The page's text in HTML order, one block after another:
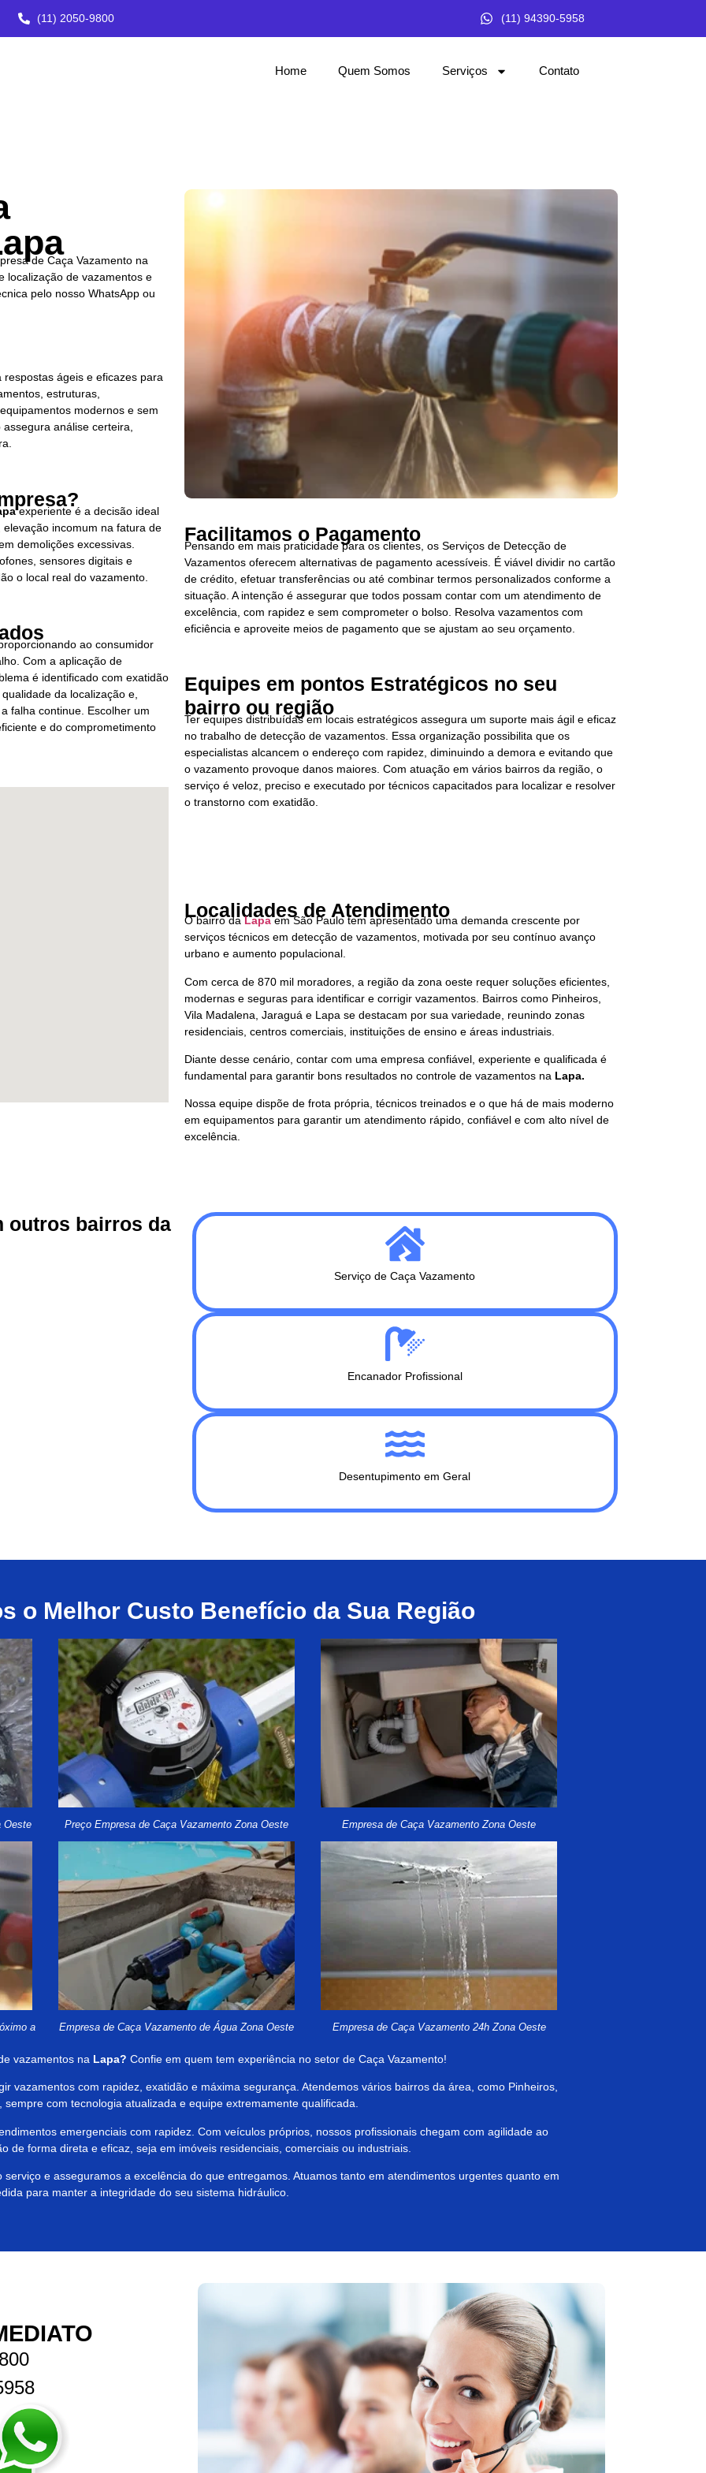
(11) 2050-9800 (11) 94390-5958
Home Quem Somos Serviços Contato
de Caça Vazamento na
localização de vazamentos e
pelo nosso WhatsApp ou
respostas ágeis e eficazes para
estruturas,
modernos e sem
análise certeira,
experiente é a decisão ideal
incomum na fatura de
demolições excessivas.
sensores digitais e
o local real do vazamento.
ao consumidor
Com a aplicação de
é identificado com exatidão
da localização e,
falha continue. Escolher um
e do comprometimento
Facilitamos o Pagamento
Pensando em mais praticidade para os clientes, os Serviços de Detecção de
Vazamentos oferecem alternativas de pagamento acessíveis. É viável dividir no cartão
de crédito, efetuar transferências ou até combinar termos personalizados conforme a
situação. A intenção é assegurar que todos possam contar com um atendimento de
excelência, com rapidez e sem comprometer o bolso. Resolva vazamentos com
eficiência e aproveite meios de pagamento que se ajustam ao seu orçamento.
Equipes em pontos Estratégicos no seu
bairro ou região
Ter equipes distribuídas em locais estratégicos assegura um suporte mais ágil e eficaz
no trabalho de detecção de vazamentos. Essa organização possibilita que os
especialistas alcancem o endereço com rapidez, diminuindo a demora e evitando que
o vazamento provoque danos maiores. Com atuação em vários bairros da região, o
serviço é veloz, preciso e executado por técnicos capacitados para localizar e resolver
o transtorno com exatidão.
Localidades de Atendimento
O bairro daLapaem São Paulo tem apresentado uma demanda crescente por
serviços técnicos em detecção de vazamentos, motivada por seu contínuo avanço
urbano e aumento populacional.
Com cerca de 870 mil moradores, a região da zona oeste requer soluções eficientes,
modernas e seguras para identificar e corrigir vazamentos. Bairros como Pinheiros,
Vila Madalena, Jaraguá e Lapa se destacam por sua variedade, reunindo zonas
residenciais, centros comerciais, instituições de ensino e áreas industriais.
Diante desse cenário, contar com uma empresa confiável, experiente e qualificada é
fundamental para garantir bons resultados no controle de vazamentos na Lapa.
Nossa equipe dispõe de frota própria, técnicos treinados e o que há de mais moderno
em equipamentos para garantir um atendimento rápido, confiável e com alto nível de
excelência.
outros bairros da
Serviço de Caça Vazamento
Encanador Profissional
Desentupimento em Geral
o Melhor Custo Benefício da Sua Região
Oeste Preço Empresa de Caça Vazamento Zona Oeste Empresa de Caça Vazamento Zona Oeste
a
Empresa de Caça Vazamento de Água Zona Oeste Empresa de Caça Vazamento 24h Zona Oeste
vazamentos na Lapa? Confie em quem tem experiência no setor de Caça Vazamento!
vazamentos com rapidez, exatidão e máxima segurança. Atendemos vários bairros da área, como Pinheiros,
com tecnologia atualizada e equipe extremamente qualificada.
emergenciais com rapidez. Com veículos próprios, nossos profissionais chegam com agilidade ao
de forma direta e eficaz, seja em imóveis residenciais, comerciais ou industriais.
e asseguramos a excelência do que entregamos. Atuamos tanto em atendimentos urgentes quanto em
para manter a integridade do seu sistema hidráulico.